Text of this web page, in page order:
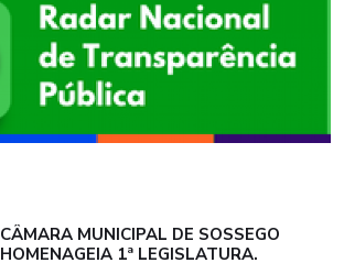
CÂMARA MUNICIPAL DE SOSSEGO
HOMENAGEIA 1ª LEGISLATURA.